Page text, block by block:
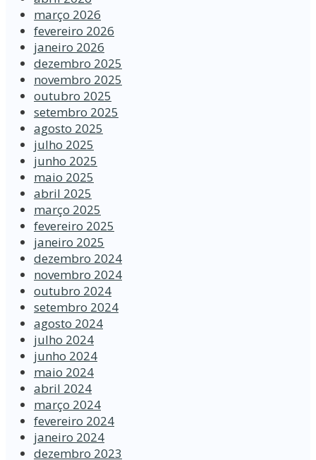
março 2026
fevereiro 2026
janeiro 2026
dezembro 2025
novembro 2025
outubro 2025
setembro 2025
agosto 2025
julho 2025
junho 2025
maio 2025
abril 2025
março 2025
fevereiro 2025
janeiro 2025
dezembro 2024
novembro 2024
outubro 2024
setembro 2024
agosto 2024
julho 2024
junho 2024
maio 2024
abril 2024
março 2024
fevereiro 2024
janeiro 2024
dezembro 2023